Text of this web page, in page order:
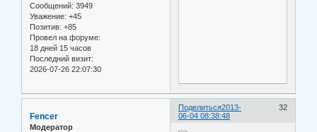
Сообщений: 3949
Уважение: +45
Позитив: +85
Провел на форуме:
18 дней 15 часов
Последний визит:
2026-07-26 22:07:30
Поделиться 32
2013-
06-04 08:38:48
Fencer
Модератор